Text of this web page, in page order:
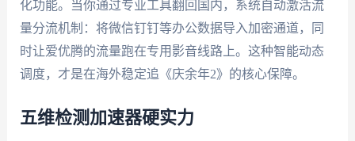
化功能。当你通过专业工具翻回国内，系统自动激活流
量分流机制：将微信钉钉等办公数据导入加密通道，同
时让爱优腾的流量跑在专用影音线路上。这种智能动态
调度，才是在海外稳定追《庆余年2》的核心保障。
五维检测加速器硬实力